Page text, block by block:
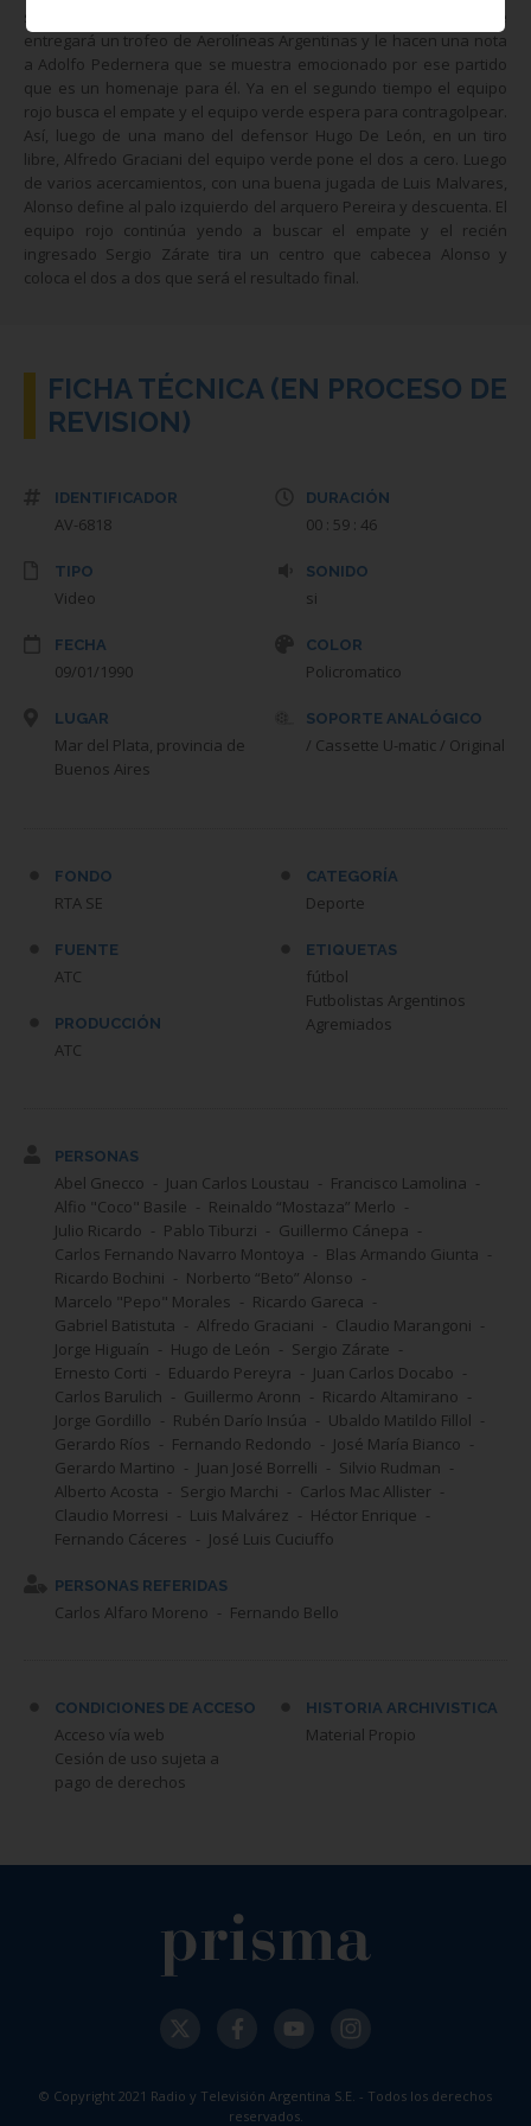
salgan nuevamente los jugadores a la cancha, señalan que se
entregará un trofeo de Aerolíneas Argentinas y le hacen una nota
a Adolfo Pedernera que se muestra emocionado por ese partido
que es un homenaje para él. Ya en el segundo tiempo el equipo
rojo busca el empate y el equipo verde espera para contragolpear.
Así, luego de una mano del defensor Hugo De León, en un tiro
libre, Alfredo Graciani del equipo verde pone el dos a cero. Luego
de varios acercamientos, con una buena jugada de Luis Malvares,
Alonso define al palo izquierdo del arquero Pereira y descuenta. El
equipo rojo continúa yendo a buscar el empate y el recién
ingresado Sergio Zárate tira un centro que cabecea Alonso y
coloca el dos a dos que será el resultado final.
FICHA TÉCNICA (EN PROCESO DE
REVISION)
IDENTIFICADOR
AV-6818
TIPO
Video
FECHA
09/01/1990
LUGAR
Mar del Plata, provincia de
Buenos Aires
DURACIÓN
00 : 59 : 46
SONIDO
si
COLOR
Policromatico
SOPORTE ANALÓGICO
/ Cassette U-matic / Original
FONDO
RTA SE
FUENTE
ATC
PRODUCCIÓN
ATC
CATEGORÍA
Deporte
ETIQUETAS
fútbol
Futbolistas Argentinos
Agremiados
PERSONAS
Abel Gnecco Juan Carlos Loustau
Francisco Lamolina
Alfio "Coco" Basile
Reinaldo “Mostaza” Merlo
Julio Ricardo
Pablo Tiburzi
Guillermo Cánepa
Carlos Fernando Navarro Montoya
Blas Armando Giunta
Ricardo Bochini
Norberto “Beto” Alonso
Marcelo "Pepo" Morales
Ricardo Gareca
Gabriel Batistuta
Alfredo Graciani
Claudio Marangoni
Jorge Higuaín
Hugo de León
Sergio Zárate
Ernesto Corti
Eduardo Pereyra
Juan Carlos Docabo
Carlos Barulich
Guillermo Aronn
Ricardo Altamirano
Jorge Gordillo
Rubén Darío Insúa
Ubaldo Matildo Fillol
Gerardo Ríos
Fernando Redondo
José María Bianco
Gerardo Martino
Juan José Borrelli
Silvio Rudman
Alberto Acosta
Sergio Marchi
Carlos Mac Allister
Claudio Morresi
Luis Malvárez
Héctor Enrique
Fernando Cáceres
José Luis Cuciuffo
PERSONAS REFERIDAS
Carlos Alfaro Moreno Fernando Bello
CONDICIONES DE ACCESO
Acceso vía web
Cesión de uso sujeta a
pago de derechos
HISTORIA ARCHIVISTICA
Material Propio
© Copyright 2021 Radio y Televisión Argentina S.E. - Todos los derechos
reservados.